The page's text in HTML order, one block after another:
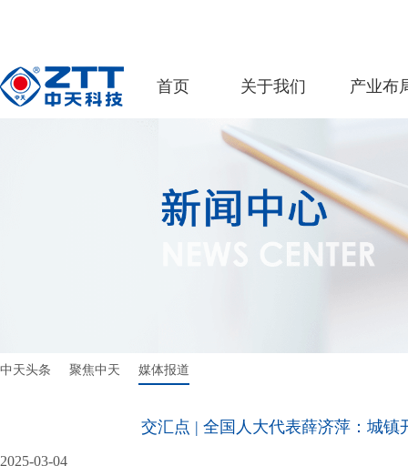
首页 关于我们 产业布
中天头条 聚焦中天 媒体报道
交汇点 | 全国人大代表薛济萍：城镇
2025-03-04